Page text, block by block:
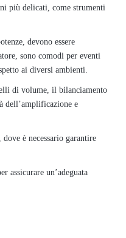
più delicati, come strumenti
devono essere
sono comodi per eventi
ai diversi ambienti.
di volume, il bilanciamento
dell’amplificazione e
è necessario garantire
assicurare un’adeguata